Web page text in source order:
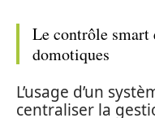
Le contrôle smart
domotiques
L’usage d’un
centraliser la